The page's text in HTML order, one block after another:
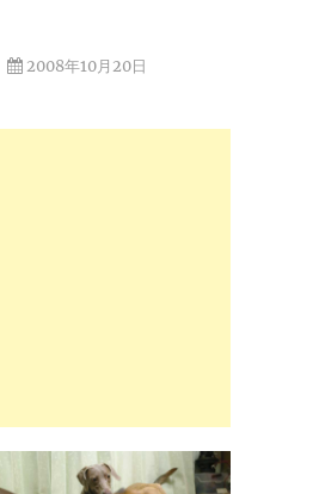
2008年10月20日